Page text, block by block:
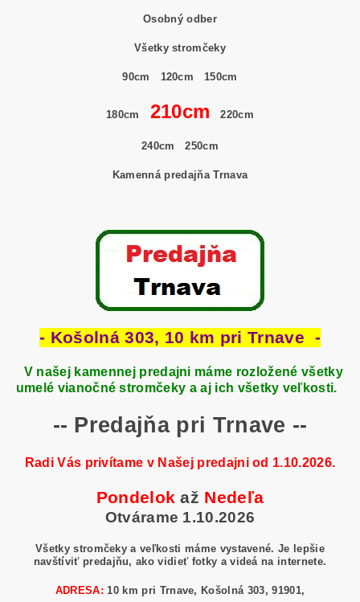
Osobný odber
Všetky stromčeky
90cm 120cm 150cm
180cm 210cm 220cm
240cm 250cm
Kamenná predajňa Trnava
- Košolná 303, 10 km pri Trnave -
V našej kamennej predajni máme rozložené všetky
umelé vianočné stromčeky a aj ich všetky veľkosti.
-- Predajňa pri Trnave --
Radi Vás privítame v Našej predajni od 1.10.2026.
Pondelok až Nedeľa
Otvárame 1.10.2026
Všetky stromčeky a veľkosti máme vystavené. Je lepšie
navštíviť predajňu, ako vidieť fotky a videá na internete.
ADRESA:10 km pri Trnave, Košolná 303, 91901,